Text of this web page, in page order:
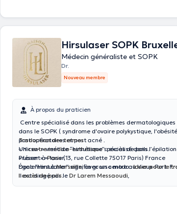
Hirsulaser SOPK
Médecin généraliste et SOPK
Dr.
Nouveau membre
À propos du praticien
Centre spécialisé dans les problèmes
dans le SOPK ( syndrome d'ovaire polykystique,
post opératoires et post acné .
Uncentre médico-esthétiquespécialisé dans
Présent àParis(13, rue Collette 75017 Paris) France
Également àMarseille, avec un centre au Vieux-Port.
Il est dirigé par le Dr Larem Messaoudi,
Traduction des termes :
« Hirsu- » vient de “hirsutisme” : excès de poils.
« Laser » = laser.
Donc “Hirsulaser” signifie grosso modo :laser pour le
l’excès de poils.